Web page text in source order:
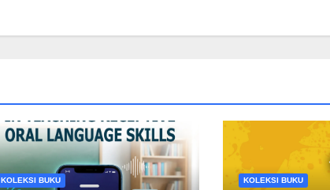
KOLEKSI BUKU KOLEKSI BUKU